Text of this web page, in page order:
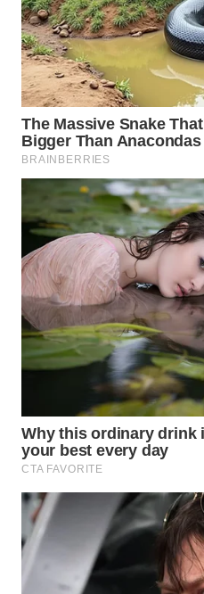
WN
PAKPAK
WN
WN
BEKASI
WN
BOGOR
WN
DEPOK
WN
WN
SAMOSIR
WN
PADANG